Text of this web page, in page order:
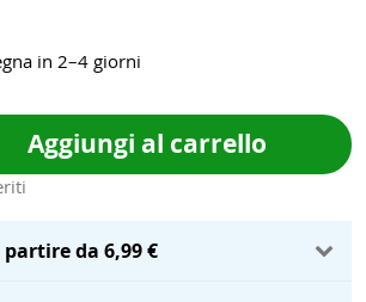
in 2–4 giorni
Aggiungi al carrello
partire da 6,99 €